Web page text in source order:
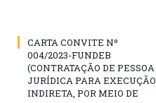
CARTA CONVITE Nº
004/2023-FUNDEB
(CONTRATAÇÃO DE PESSOA
JURÍDICA PARA EXECUÇÃO
INDIRETA, POR MEIO DE